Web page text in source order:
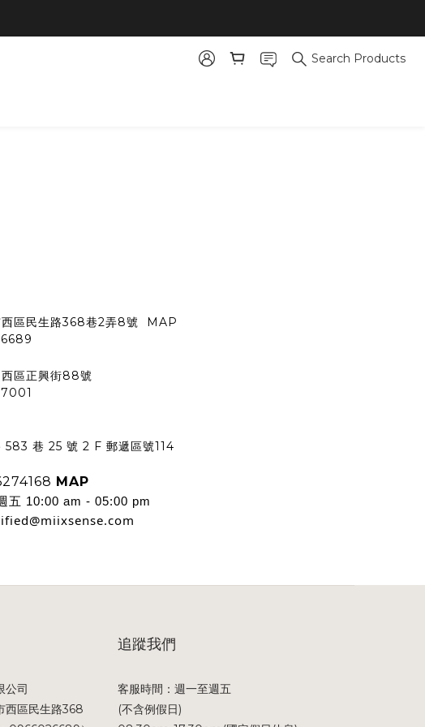
Search Products
西區民生路368巷2弄8號 MAP
西區正興街88號
583 巷 25 號 2 F 郵遞區號114
MAP
五 10:00 am - 05:00 pm
公司
西區民生路368
追蹤我們
客服時間：週一至週五
(不含例假日)